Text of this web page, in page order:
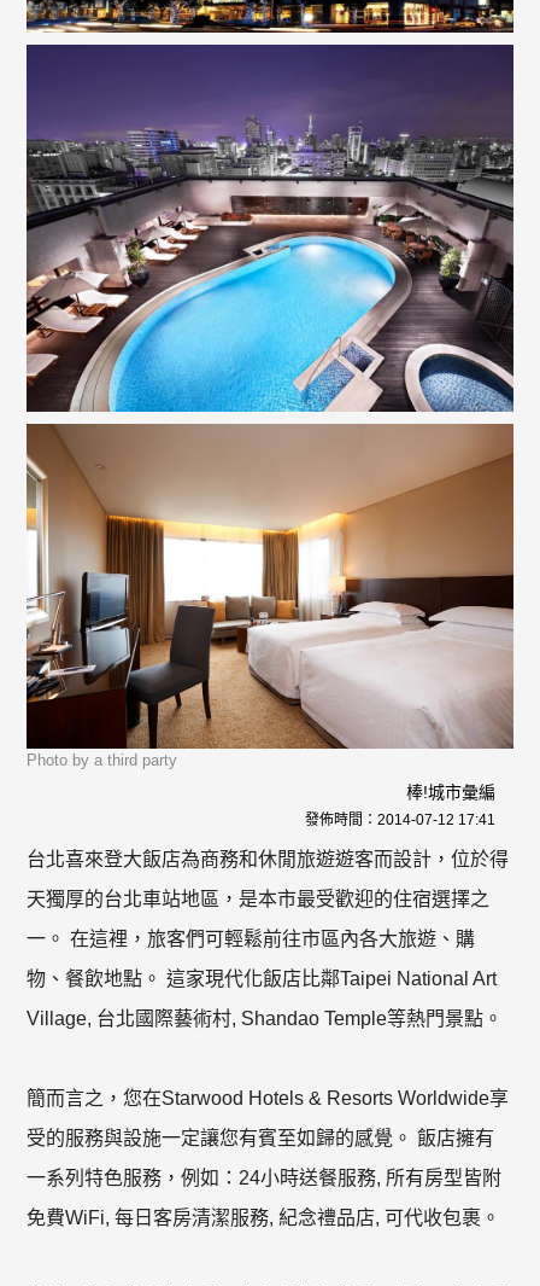
Photo by a third party
棒!城市彙編
發佈時間： 2014-07-12 17:41
台北喜來登大飯店為商務和休閒旅遊遊客而設計，位於得
天獨厚的台北車站地區，是本市最受歡迎的住宿選擇之
一。 在這裡，旅客們可輕鬆前往市區內各大旅遊、購
物、餐飲地點。 這家現代化飯店比鄰Taipei National Art
Village, 台北國際藝術村, Shandao Temple等熱門景點。
簡而言之，您在Starwood Hotels & Resorts Worldwide享
受的服務與設施一定讓您有賓至如歸的感覺。 飯店擁有
一系列特色服務，例如：24小時送餐服務, 所有房型皆附
免費WiFi, 每日客房清潔服務, 紀念禮品店, 可代收包裹。